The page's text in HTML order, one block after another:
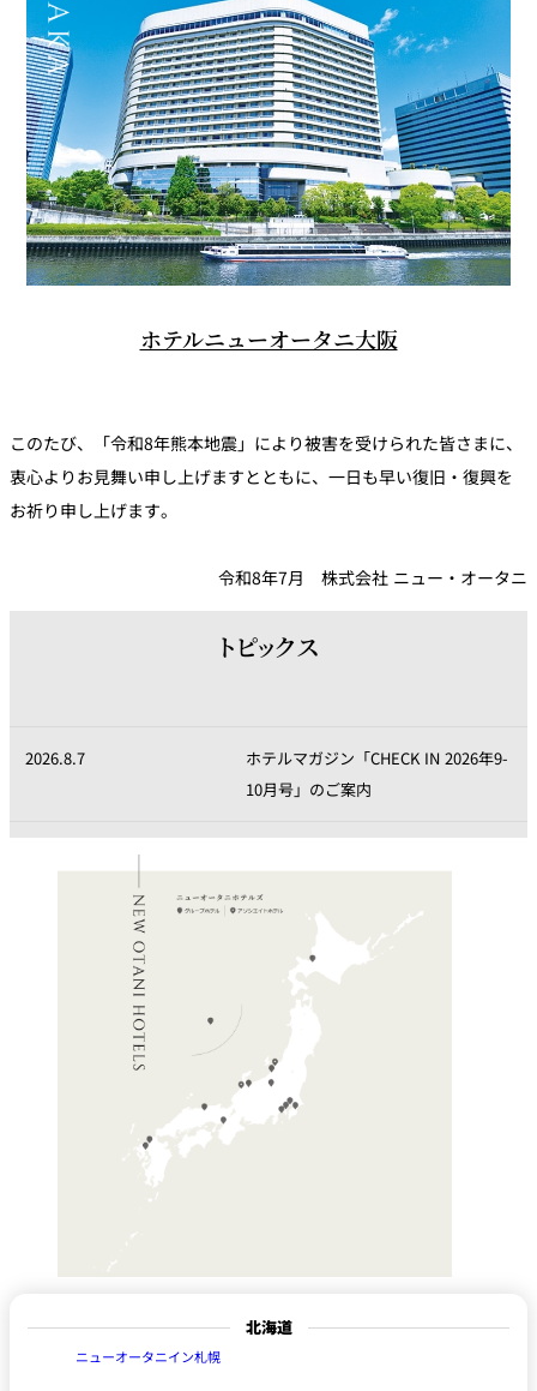
ホテルニューオータニ大阪
このたび、「令和8年熊本地震」により被害を受けられた皆さまに、
衷心よりお見舞い申し上げますとともに、一日も早い復旧・復興を
お祈り申し上げます。
令和8年7月 株式会社 ニュー・オータニ
トピックス
2026.8.7
ホテルマガジン「CHECK IN 2026年9-
10月号」のご案内
北海道
ニューオータニイン札幌